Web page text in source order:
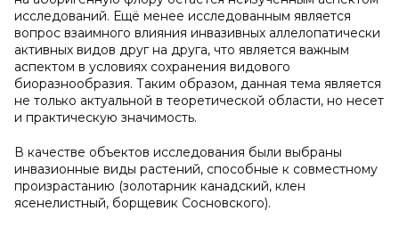
исследований. Ещё менее исследованным является
вопрос взаимного влияния инвазивных аллелопатически
активных видов друг на друга, что является важным
аспектом в условиях сохранения видового
биоразнообразия. Таким образом, данная тема является
не только актуальной в теоретической области, но несет
и практическую значимость.
В качестве объектов исследования были выбраны
инвазионные виды растений, способные к совместному
произрастанию (золотарник канадский, клен
ясенелистный, борщевик Сосновского).